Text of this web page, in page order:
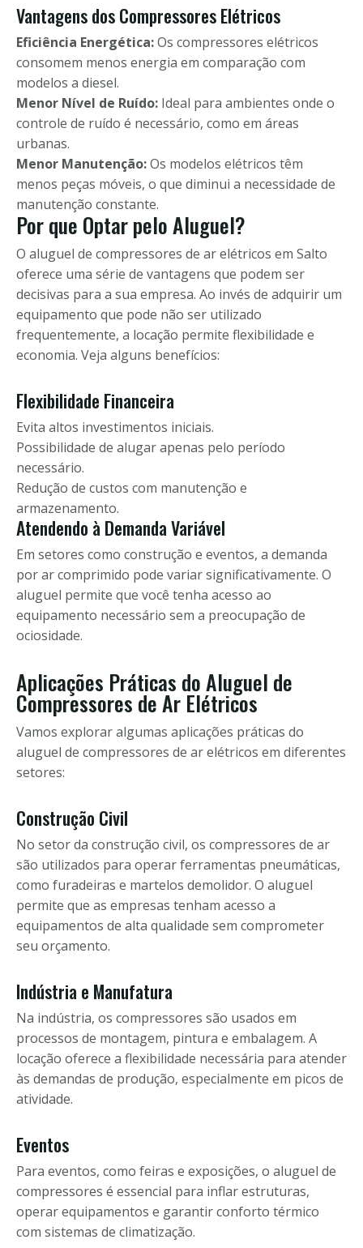
Vantagens dos Compressores Elétricos
Eficiência Energética:Os compressores elétricos
consomem menos energia em comparação com
modelos a diesel.
Menor Nível de Ruído: Ideal para ambientes onde o
controle de ruído é necessário, como em áreas
urbanas.
Menor Manutenção:Os modelos elétricos têm
menos peças móveis, o que diminui a necessidade de
manutenção constante.
Por que Optar pelo Aluguel?
O aluguel de compressores de ar elétricos em Salto
oferece uma série de vantagens que podem ser
decisivas para a sua empresa. Ao invés de adquirir um
equipamento que pode não ser utilizado
frequentemente, a locação permite flexibilidade e
economia. Veja alguns benefícios:
Flexibilidade Financeira
Evita altos investimentos iniciais.
Possibilidade de alugar apenas pelo período
necessário.
Redução de custos com manutenção e
armazenamento.
Atendendo à Demanda Variável
Em setores como construção e eventos, a demanda
por ar comprimido pode variar significativamente. O
aluguel permite que você tenha acesso ao
equipamento necessário sem a preocupação de
ociosidade.
Aplicações Práticas do Aluguel de
Compressores de Ar Elétricos
Vamos explorar algumas aplicações práticas do
aluguel de compressores de ar elétricos em diferentes
setores:
Construção Civil
No setor da construção civil, os compressores de ar
são utilizados para operar ferramentas pneumáticas,
como furadeiras e martelos demolidor. O aluguel
permite que as empresas tenham acesso a
equipamentos de alta qualidade sem comprometer
seu orçamento.
Indústria e Manufatura
Na indústria, os compressores são usados em
processos de montagem, pintura e embalagem. A
locação oferece a flexibilidade necessária para atender
às demandas de produção, especialmente em picos de
atividade.
Eventos
Para eventos, como feiras e exposições, o aluguel de
compressores é essencial para inflar estruturas,
operar equipamentos e garantir conforto térmico
com sistemas de climatização.